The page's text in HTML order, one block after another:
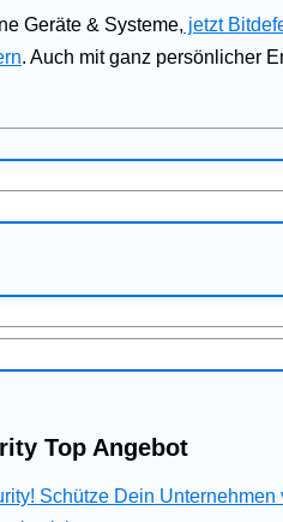
Geräte & Systeme, jetzt
. Auch mit ganz persönlicher
Top Angebot
Schütze Dein